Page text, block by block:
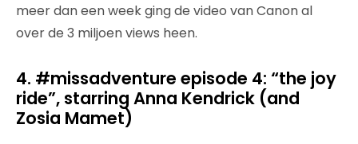
meer dan een week ging de video van Canon al
over de 3 miljoen views heen.
4. #missadventure episode 4: “the joy
ride”, starring Anna Kendrick (and
Zosia Mamet)